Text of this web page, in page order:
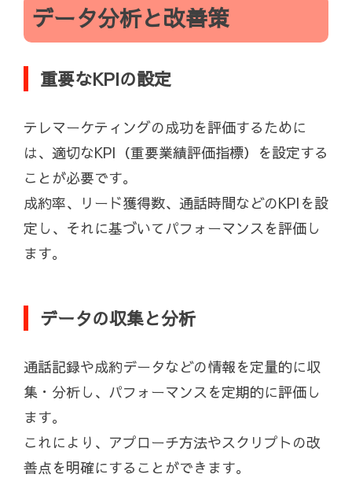
データ分析と改善策
重要なKPIの設定
テレマーケティングの成功を評価するために
は、適切なKPI（重要業績評価指標）を設定する
ことが必要です。
成約率、リード獲得数、通話時間などのKPIを設
定し、それに基づいてパフォーマンスを評価し
ます。
データの収集と分析
通話記録や成約データなどの情報を定量的に収
集・分析し、パフォーマンスを定期的に評価し
ます。
これにより、アプローチ方法やスクリプトの改
善点を明確にすることができます。